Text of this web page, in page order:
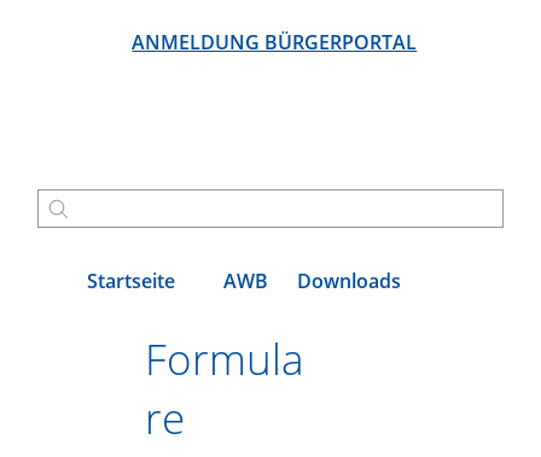
ANMELDUNG BÜRGERPORTAL
Startseite AWB Downloads
Formula
re